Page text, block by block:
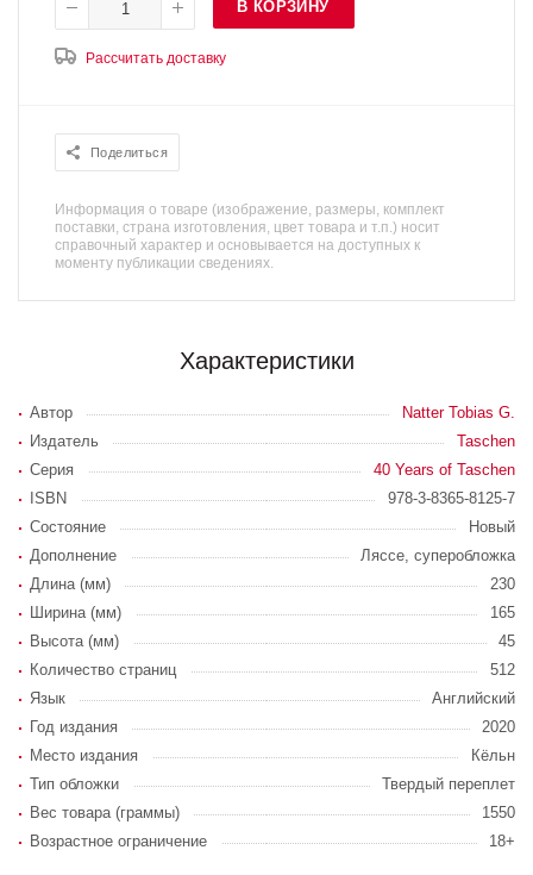
В КОРЗИНУ
Рассчитать доставку
Поделиться
Информация о товаре (изображение, размеры, комплект
поставки, страна изготовления, цвет товара и т.п.) носит
справочный характер и основывается на доступных к
моменту публикации сведениях.
Характеристики
Автор
Natter Tobias G.
Издатель
Taschen
Серия
40 Years of Taschen
ISBN
978-3-8365-8125-7
Состояние
Новый
Дополнение
Ляссе, суперобложка
Длина (мм)
230
Ширина (мм)
165
Высота (мм)
45
Количество страниц
512
Язык
Английский
Год издания
2020
Место издания
Кёльн
Тип обложки
Твердый переплет
Вес товара (граммы)
1550
Возрастное ограничение
18+